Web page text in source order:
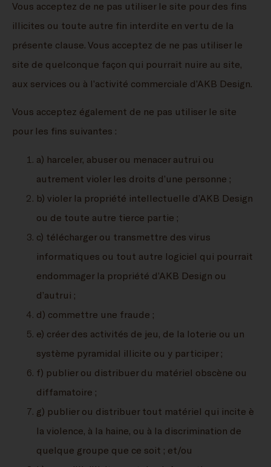
Vous acceptez de ne pas utiliser le site pour des fins
illicites ou toute autre fin interdite en vertu de la
présente clause. Vous acceptez de ne pas utiliser le
site de quelconque façon qui pourrait nuire au site,
aux services ou à l’activité commerciale d’AKB Design.
Vous acceptez également de ne pas utiliser le site
pour les fins suivantes :
a) harceler, abuser ou menacer autrui ou
autrement violer les droits d’une personne ;
b) violer la propriété intellectuelle d’AKB Design
ou de toute autre tierce partie ;
c) télécharger ou transmettre des virus
informatiques ou tout autre logiciel qui pourrait
endommager la propriété d’AKB Design ou
d’autrui ;
d) commettre une fraude ;
e) créer des activités de jeu, de la loterie ou un
système pyramidal illicite ou y participer ;
f) publier ou distribuer du matériel obscène ou
diffamatoire ;
g) publier ou distribuer tout matériel qui incite è
la violence, à la haine, ou à la discrimination de
quelque groupe que ce soit ; et/ou